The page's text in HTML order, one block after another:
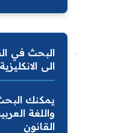
البحث في
الى الانكليزية
يمكنك البحث
واللغة
القانون